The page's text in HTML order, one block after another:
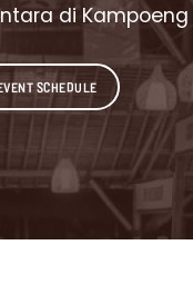
di Kampoeng
SCHEDULE